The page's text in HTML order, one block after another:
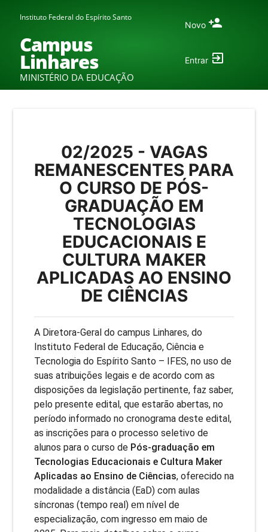
Instituto Federal do Espírito Santo
Campus
Linhares
MINISTÉRIO DA EDUCAÇÃO
Novo
Entrar
02/2025 - VAGAS
REMANESCENTES PARA
O CURSO DE PÓS-
GRADUAÇÃO EM
TECNOLOGIAS
EDUCACIONAIS E
CULTURA MAKER
APLICADAS AO ENSINO
DE CIÊNCIAS
A Diretora-Geral do campus Linhares, do
Instituto Federal de Educação, Ciência e
Tecnologia do Espírito Santo – IFES, no uso de
suas atribuições legais e de acordo com as
disposições da legislação pertinente, faz saber,
pelo presente edital, que estarão abertas, no
período informado no cronograma deste edital,
as inscrições para o processo seletivo de
alunos para o curso de Pós-graduação em
Tecnologias Educacionais e Cultura Maker
Aplicadas ao Ensino de Ciências, oferecido na
modalidade a distância (EaD) com aulas
síncronas (tempo real) emnível de
especialização, com ingresso em maio de